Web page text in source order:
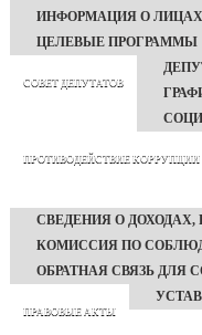
ИНФОРМАЦИЯ О
ЦЕЛЕВЫЕ ПРОГРАММЫ
СОВЕТ ДЕПУТАТОВ
ПРОТИВОДЕЙСТВИЕ КОРРУПЦИИ
СВЕДЕНИЯ О
КОМИССИЯ ПО
ОБРАТНАЯ СВЯЗЬ ДЛЯ
ПРАВОВЫЕ АКТЫ
УСТАВ